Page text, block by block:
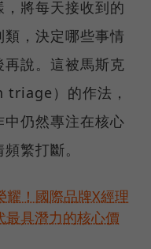
將每天接收到的
，決定哪些事情
說。這被馬斯克
）的作法，
仍然專注在核心
繁打斷。
耀！國際品牌X經理
最具潛力的核心價